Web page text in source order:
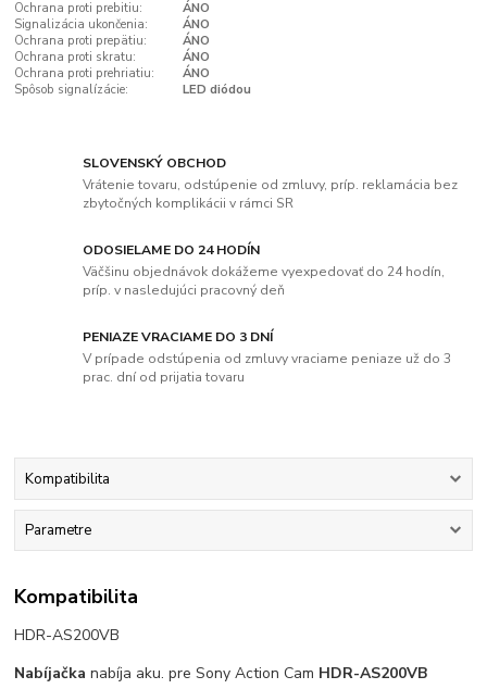
Ochrana proti prebitiu:
ÁNO
Signalizácia ukončenia:
ÁNO
Ochrana proti prepätiu:
ÁNO
Ochrana proti skratu:
ÁNO
Ochrana proti prehriatiu:
ÁNO
Spôsob signalízácie:
LED diódou
SLOVENSKÝ OBCHOD
Vrátenie tovaru, odstúpenie od zmluvy, príp. reklamácia bez
zbytočných komplikácii v rámci SR
ODOSIELAME DO 24 HODÍN
Väčšinu objednávok dokážeme vyexpedovať do 24 hodín,
príp. v nasledujúci pracovný deň
PENIAZE VRACIAME DO 3 DNÍ
V prípade odstúpenia od zmluvy vraciame peniaze už do 3
prac. dní od prijatia tovaru
Kompatibilita
Parametre
Kompatibilita
HDR-AS200VB
Nabíjačka nabíja aku. pre Sony Action Cam HDR-AS200VB